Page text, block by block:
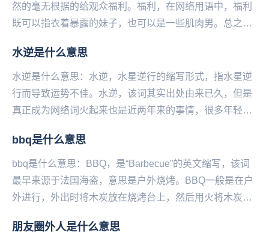
然的毫无根据的给观众福利。福利，在网络用语中，福利
既可以指衣着暴露的妹子，也可以是一些肌肉男。总之是
方...
水逆是什么意思
水逆是什么意思：水逆，水星逆行的缩写形式，指水星逆
行而导致运势不佳。水逆，该词其实出处由来已久，但是
真正成为网络词火起来也是近两年来的事情，很多年轻人
bbq是什么意思
bbq是什么意思：BBQ，是“Barbecue”的英文缩写，该词
最早来源于法国海盗，意思是户外烧烤。BBQ一般是在户
外进行，外出时将木炭放在烧烤台上，然后用火将木炭点
朋友圈外人是什么意思